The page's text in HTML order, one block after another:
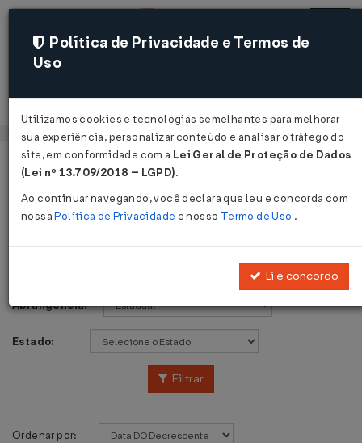
Acessar
Página Inicial Legislações
Legislações
Abrangência:
Estado:
Filtrar
Ordenar por:
Política de Privacidade e Termos de
Uso
Utilizamos cookies e tecnologias semelhantes para melhorar
sua experiência, personalizar conteúdo e analisar o tráfego do
site, em conformidade com a Lei Geral de Proteção de Dados
(Lei nº 13.709/2018 – LGPD).
Ao continuar navegando, você declara que leu e concorda com
nossaPolítica de Privacidade e nosso Termo de Uso .
Li e concordo